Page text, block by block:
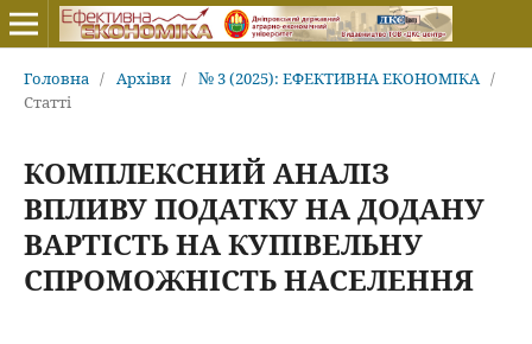
Головна / Архіви / № 3 (2025): ЕФЕКТИВНА ЕКОНОМІКА /
Статті
КОМПЛЕКСНИЙ АНАЛІЗ
ВПЛИВУ ПОДАТКУ НА ДОДАНУ
ВАРТІСТЬ НА КУПІВЕЛЬНУ
СПРОМОЖНІСТЬ НАСЕЛЕННЯ